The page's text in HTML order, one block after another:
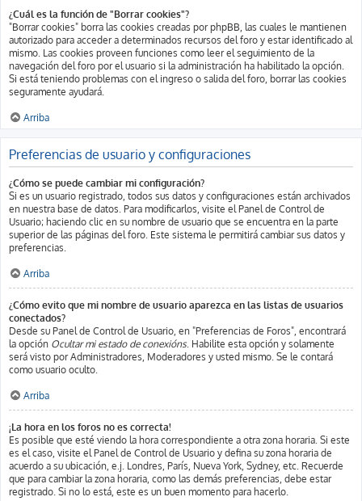
¿Cuál es la función de "Borrar cookies"?
"Borrar cookies" borra las cookies creadas por phpBB, las cuales le mantienen
autorizado para acceder a determinados recursos del foro y estar identificado al
mismo. Las cookies proveen funciones como leer el seguimiento de la
navegación del foro por el usuario si la administración ha habilitado la opción.
Si está teniendo problemas con el ingreso o salida del foro, borrar las cookies
seguramente ayudará.
Arriba
Preferencias de usuario y configuraciones
¿Cómo se puede cambiar mi configuración?
Si es un usuario registrado, todos sus datos y configuraciones están archivados
en nuestra base de datos. Para modificarlos, visite el Panel de Control de
Usuario; haciendo clic en su nombre de usuario que se encuentra en la parte
superior de las páginas del foro. Este sistema le permitirá cambiar sus datos y
preferencias.
Arriba
¿Cómo evito que mi nombre de usuario aparezca en las listas de usuarios
conectados?
Desde su Panel de Control de Usuario, en "Preferencias de Foros", encontrará
la opción Ocultar mi estado de conexións. Habilite esta opción y solamente
será visto por Administradores, Moderadores y usted mismo. Se le contará
como usuario oculto.
Arriba
¡La hora en los foros no es correcta!
Es posible que esté viendo la hora correspondiente a otra zona horaria. Si este
es el caso, visite el Panel de Control de Usuario y defina su zona horaria de
acuerdo a su ubicación, e.j. Londres, París, Nueva York, Sydney, etc. Recuerde
que para cambiar la zona horaria, como las demás preferencias, debe estar
registrado. Si no lo está, este es un buen momento para hacerlo.